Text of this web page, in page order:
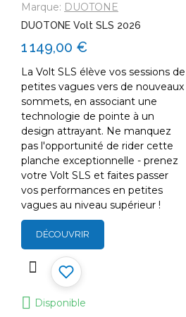
Marque: DUOTONE
DUOTONE Volt SLS 2026
1 149,00 €
La Volt SLS élève vos sessions de
petites vagues vers de nouveaux
sommets, en associant une
technologie de pointe à un
design attrayant. Ne manquez
pas l'opportunité de rider cette
planche exceptionnelle - prenez
votre Volt SLS et faites passer
vos performances en petites
vagues au niveau supérieur !
DÉCOUVRIR
Disponible